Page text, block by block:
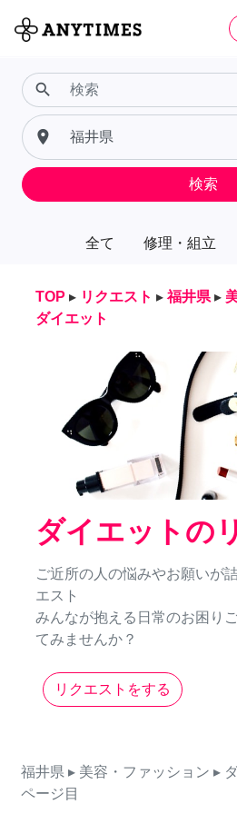
全て 修理・組立
search
place
検索
TOP ▸ リクエスト ▸ 福井県 ▸
ダイエット
ダイエットの
ご近所の人の悩みやお願いが
エスト
みんなが抱える日常のお困り
てみませんか？
リクエストをする
福井県 ▸ 美容・ファッション ▸
ページ目